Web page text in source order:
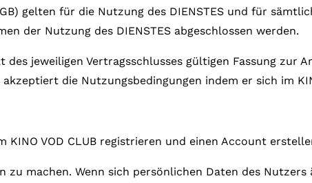
Filmpakete
& Filmpässe
Suche
gelten für die Nutzung des DIENSTES und für
der Nutzung des DIENSTES abgeschlossen werden.
jeweiligen Vertragsschlusses gültigen Fassung zur
die Nutzungsbedingungen indem er sich im
VOD CLUB registrieren und einen Account
machen. Wenn sich persönlichen Daten des